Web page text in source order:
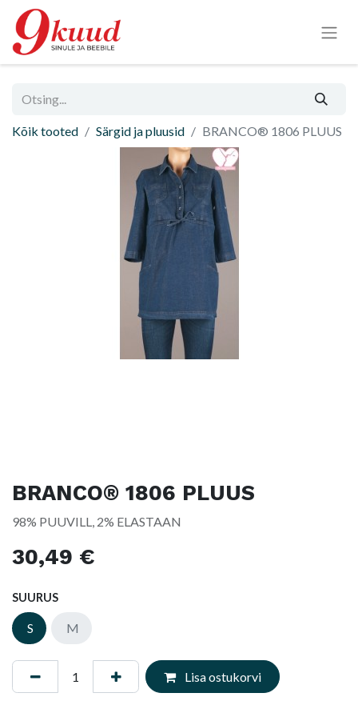
Kõik tooted Särgid ja pluusid BRANCO® 1806 PLUUS
BRANCO® 1806 PLUUS
98% PUUVILL, 2% ELASTAAN
30,49 €
SUURUS
S M
Lisa ostukorvi